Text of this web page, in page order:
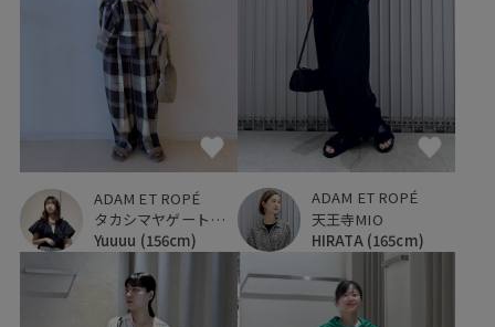
ADAM ET ROPÉ
タカシマヤゲートタワーモール
Yuuuu (156cm)
ADAM ET ROPÉ
天王寺MIO
HIRATA (165cm)